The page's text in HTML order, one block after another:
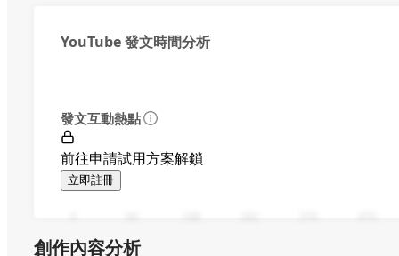
YouTube 發文時間分析
發文互動熱點
前往申請試用方案解鎖
立即註冊
創作內容分析